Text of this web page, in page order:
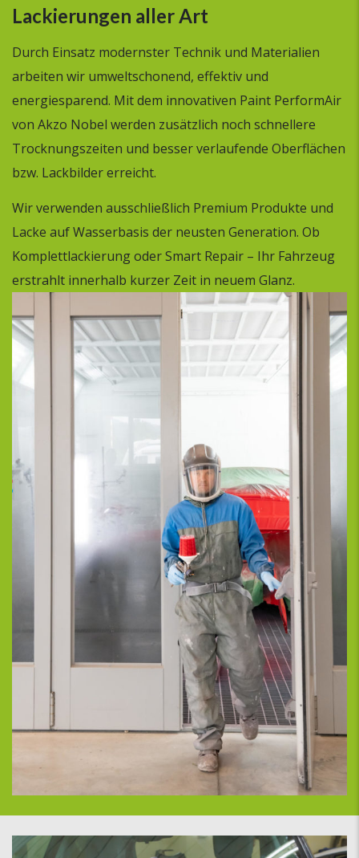
Lackierungen aller Art
Durch Einsatz modernster Technik und Materialien
arbeiten wir umweltschonend, effektiv und
energiesparend. Mit dem innovativen Paint PerformAir
von Akzo Nobel werden zusätzlich noch schnellere
Trocknungszeiten und besser verlaufende Oberflächen
bzw. Lackbilder erreicht.
Wir verwenden ausschließlich Premium Produkte und
Lacke auf Wasserbasis der neusten Generation. Ob
Komplettlackierung oder Smart Repair – Ihr Fahrzeug
erstrahlt innerhalb kurzer Zeit in neuem Glanz.